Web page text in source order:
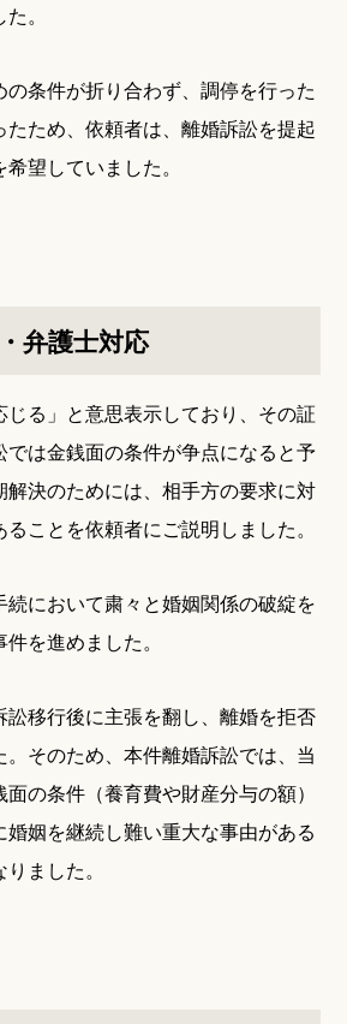
。
の条件が折り合わず、調停を行った
たため、依頼者は、離婚訴訟を提起
望していました。
弁護士対応
る」と意思表示しており、その証
では金銭面の条件が争点になると予
解決のためには、相手方の要求に対
ことを依頼者にご説明しました。
続において粛々と婚姻関係の破綻を
を進めました。
訟移行後に主張を翻し、離婚を拒否
。そのため、本件離婚訴訟では、当
の条件（養育費や財産分与の額）
姻を継続し難い重大な事由がある
ました。